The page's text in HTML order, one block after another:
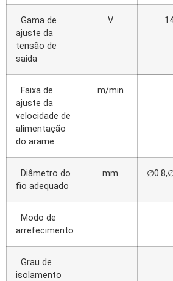
Gama de
ajuste da
tensão de
saída
V
Faixa de
ajuste da
velocidade de
alimentação
do arame
m/min
Diâmetro do
fio adequado
mm
Modo de
arrefecimento
Grau de
isolamento